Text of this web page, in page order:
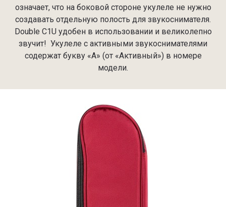
означает, что на боковой стороне укулеле не нужно
создавать отдельную полость для звукоснимателя.
Double C1U удобен в использовании и великолепно
звучит! Укулеле с активными звукоснимателями
содержат букву «А» (от «Активный») в номере
модели.⁠